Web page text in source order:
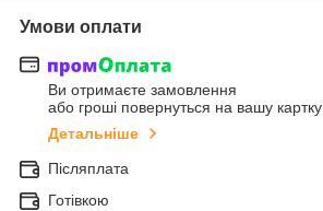
Умови оплати
Ви отримаєте замовлення
або гроші повернуться на вашу картку
Детальніше
Післяплата
Готівкою